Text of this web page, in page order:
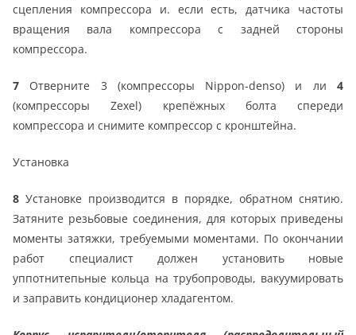
сцепления компрессора и. если есть, датчика частоты
вращения вала компрессора с задней стороны
компрессора.
7 Отверните 3 (компрессоры Nippon-denso) и ли 4
(компрессоры Zexel) крепёжных болта спереди
компрессора и снимите компрессор с кронштейна.
Установка
8 Установке производится в порядке, обратном снятию.
Затяните резьбовые соединения, для которых приведены
моменты затяжки, требуемыми моментами. По окончании
работ специалист должен установить новые
уппотнитепьные кольца на трубопроводы, вакуумировать
и заправить кондиционер хладагентом.